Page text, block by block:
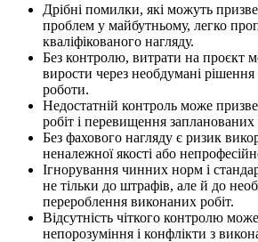
Дрібні помилки, які можуть
проблем у майбутньому, легко
кваліфікованого нагляду.
Без контролю, витрати на проєкт
вирости через необдумані рішення
роботи.
Недостатній контроль може
робіт і перевищення запланованих
Без фахового нагляду є ризик
неналежної якості або
Ігнорування чинних норм і
не тільки до штрафів, але й до
перероблення виконаних робіт.
Відсутність чіткого контролю
непорозуміння і конфлікти з